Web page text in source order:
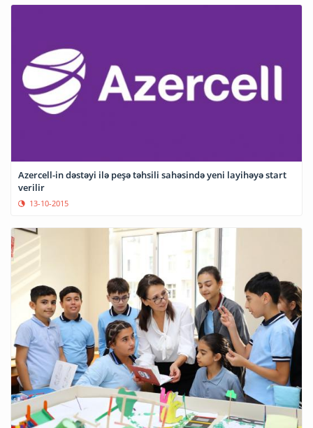
Azercell-in dəstəyi ilə peşə təhsili sahəsində yeni layihəyə start
verilir
13-10-2015